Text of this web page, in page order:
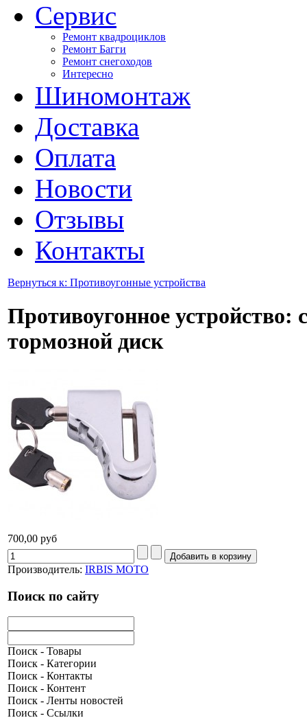
Сервис
Ремонт квадроциклов
Ремонт Багги
Ремонт снегоходов
Интересно
Шиномонтаж
Доставка
Оплата
Новости
Отзывы
Контакты
Вернуться к: Противоугонные устройства
Противоугонное устройство:
тормозной диск
700,00 руб
Производитель: IRBIS MOTO
Поиск по сайту
Поиск - Товары
Поиск - Категории
Поиск - Контакты
Поиск - Контент
Поиск - Ленты новостей
Поиск - Ссылки